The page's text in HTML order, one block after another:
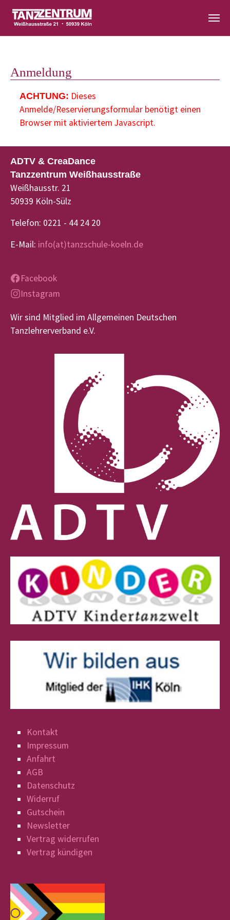
Anmeldung
ACHTUNG: Dieses
Anmelde/Reservierungsformular benötigt einen
Browser mit aktiviertem Javascript.
ADTV & CreaDance
Tanzzentrum Weißhausstraße
Weißhausstr. 21
50939 Köln-Sülz
Telefon: 0221 - 44 24 20
E-Mail: info(at)tanzschule-koeln.de
Facebook
Instagram
Wir sind Mitglied im Allgemeinen Deutschen
Tanzlehrerverband e.V.
Kontakt
Impressum
Anfahrt
AGB
Datenschutz
Widerruf
Gutschein
Newsletter
Vertrag widerrufen
Vertrag kündigen